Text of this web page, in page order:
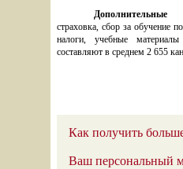
страховка, сбор за обучение
налоги, учебные
составляют в среднем 2 655
Как получить
Ваш персональный